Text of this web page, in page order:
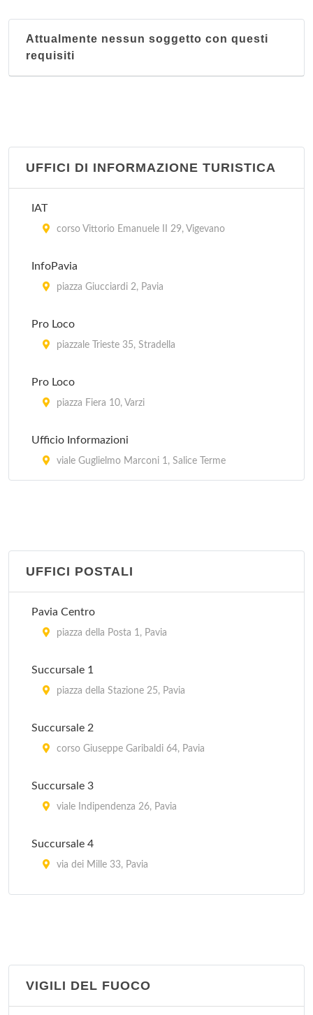
Attualmente nessun soggetto con questi
requisiti
UFFICI DI INFORMAZIONE TURISTICA
IAT
corso Vittorio Emanuele II 29, Vigevano
InfoPavia
piazza Giucciardi 2, Pavia
Pro Loco
piazzale Trieste 35, Stradella
Pro Loco
piazza Fiera 10, Varzi
Ufficio Informazioni
viale Guglielmo Marconi 1, Salice Terme
UFFICI POSTALI
Pavia Centro
piazza della Posta 1, Pavia
Succursale 1
piazza della Stazione 25, Pavia
Succursale 2
corso Giuseppe Garibaldi 64, Pavia
Succursale 3
viale Indipendenza 26, Pavia
Succursale 4
via dei Mille 33, Pavia
via Fasolo 25/27, Pavia
VIGILI DEL FUOCO